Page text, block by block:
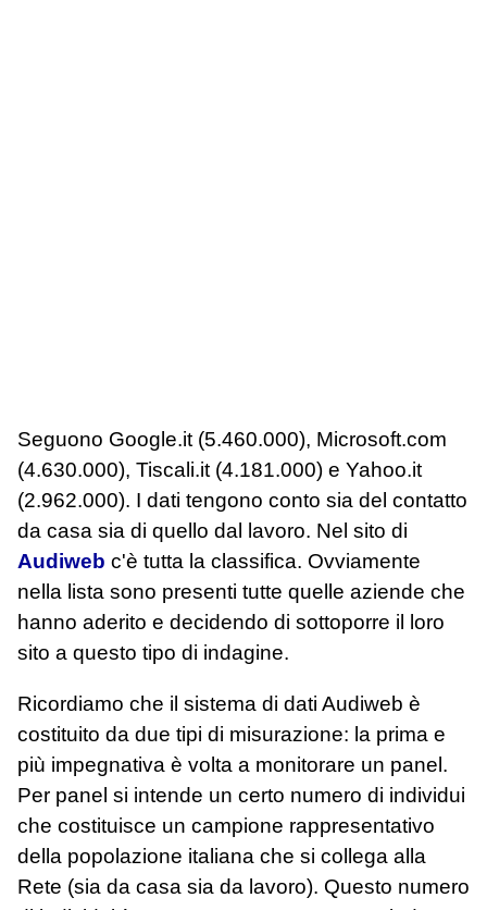
Seguono Google.it (5.460.000), Microsoft.com
(4.630.000), Tiscali.it (4.181.000) e Yahoo.it
(2.962.000). I dati tengono conto sia del contatto
da casa sia di quello dal lavoro. Nel sito di
Audiweb c'è tutta la classifica. Ovviamente
nella lista sono presenti tutte quelle aziende che
hanno aderito e decidendo di sottoporre il loro
sito a questo tipo di indagine.
Ricordiamo che il sistema di dati Audiweb è
costituito da due tipi di misurazione: la prima e
più impegnativa è volta a monitorare un panel.
Per panel si intende un certo numero di individui
che costituisce un campione rappresentativo
della popolazione italiana che si collega alla
Rete (sia da casa sia da lavoro). Questo numero